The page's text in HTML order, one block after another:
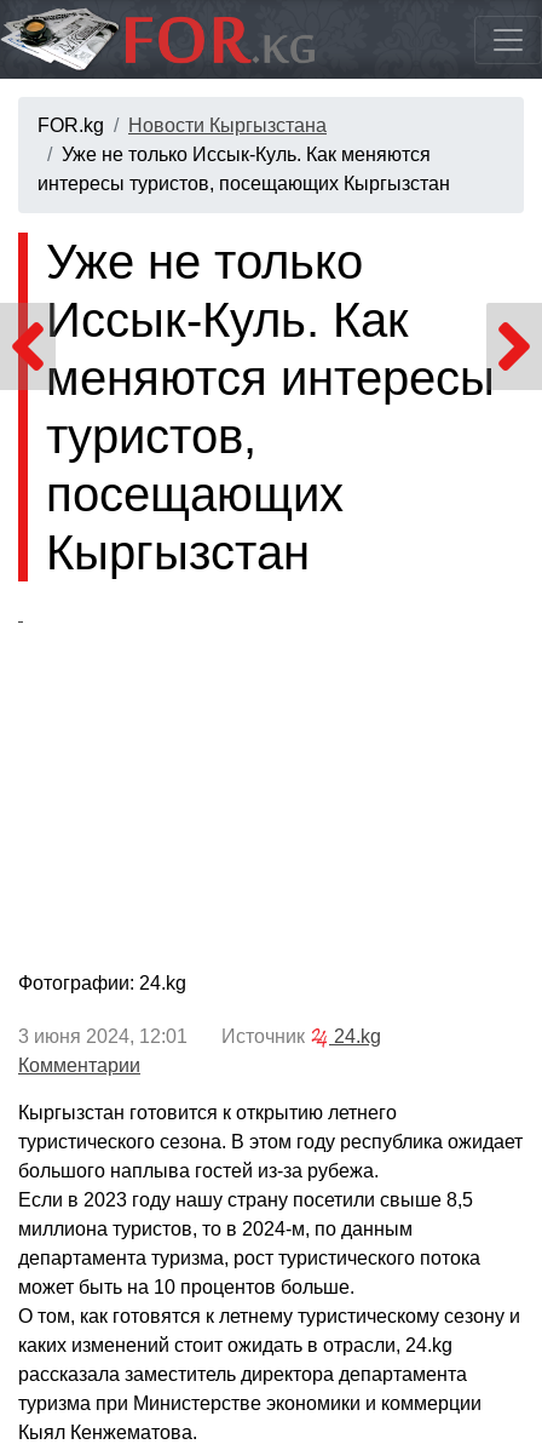
FOR.kg
Новости Кыргызстана
Уже не только Иссык-Куль. Как меняются
интересы туристов, посещающих Кыргызстан
Уже не только
Иссык-Куль. Как
меняются интересы
туристов,
посещающих
Кыргызстан
Фотографии: 24.kg
3 июня 2024, 12:01 Источник
24.kg
Комментарии
Кыргызстан готовится к открытию летнего
туристического сезона. В этом году республика ожидает
большого наплыва гостей из-за рубежа.
Если в 2023 году нашу страну посетили свыше 8,5
миллиона туристов, то в 2024-м, по данным
департамента туризма, рост туристического потока
может быть на 10 процентов больше.
О том, как готовятся к летнему туристическому сезону и
каких изменений стоит ожидать в отрасли, 24.kg
рассказала заместитель директора департамента
туризма при Министерстве экономики и коммерции
Кыял Кенжематова.